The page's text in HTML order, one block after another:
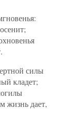
силы
кладет;
жизнь дает,